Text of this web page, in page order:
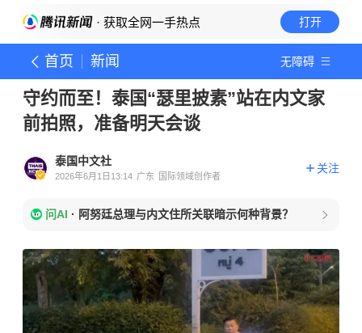
· 获取全网一手热点 打开
首页 新闻 无障碍
守约而至！泰国“瑟里披素”站在内文家
前拍照，准备明天会谈
泰国中文社
2026年6月1日13:14 广东 国际领域创作者
关注
问AI · 阿努廷总理与内文住所关联暗示何种背景？